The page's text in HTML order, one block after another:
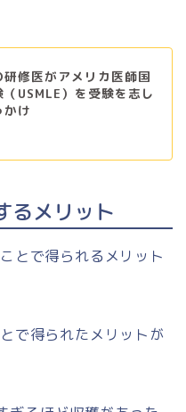
研修医がアメリカ医師国
（USMLE）を受験を志し
かけ
るメリット
とで得られるメリット
で得られたメリットが